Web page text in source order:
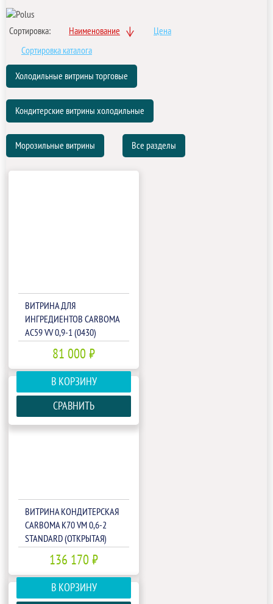
Сортировка: Наименование
Цена
Сортировка каталога
Холодильные витрины торговые
Кондитерские витрины холодильные
Морозильные витрины Все разделы
ВИТРИНА ДЛЯ
ИНГРЕДИЕНТОВ CARBOMA
AC59 VV 0,9-1 (0430)
(П0000009306.2461)
81 000 ₽
В КОРЗИНУ
СРАВНИТЬ
ВИТРИНА КОНДИТЕРСКАЯ
CARBOMA K70 VM 0,6-2
STANDARD (ОТКРЫТАЯ)
(П0000008010)
136 170 ₽
В КОРЗИНУ